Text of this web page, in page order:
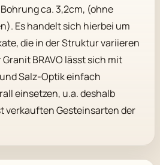
ca. 3,2cm, (ohne
Es handelt sich hierbei um
die in der Struktur variieren
BRAVO lässt sich mit
Salz-Optik einfach
einsetzen, u.a. deshalb
verkauften Gesteinsarten der